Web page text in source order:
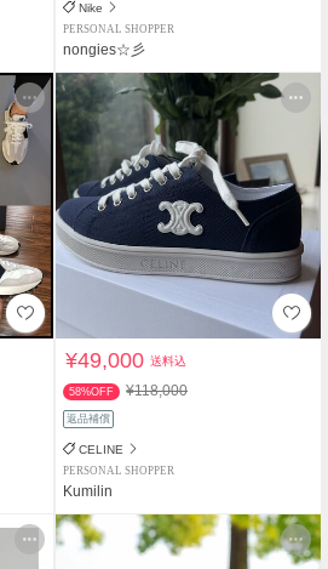
Nike
PERSONAL SHOPPER
nongies☆彡
¥49,000送料込
58%OFF ¥118,000
返品補償
CELINE
PERSONAL SHOPPER
Kumilin